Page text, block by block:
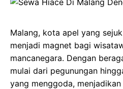
Malang, kota apel yang
menjadi magnet bagi
mancanegara. Dengan
mulai dari pegunungan
yang menggoda,